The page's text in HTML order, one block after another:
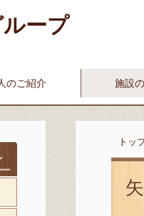
ープ
のご紹介 施設
リニック
トッ